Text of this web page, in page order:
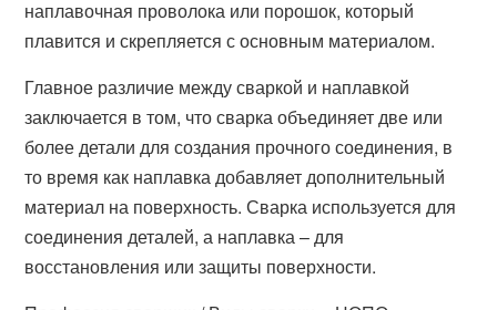
наплавочная проволока или порошок, который
плавится и скрепляется с основным материалом.
Главное различие между сваркой и наплавкой
заключается в том, что сварка объединяет две или
более детали для создания прочного соединения, в
то время как наплавка добавляет дополнительный
материал на поверхность. Сварка используется для
соединения деталей, а наплавка – для
восстановления или защиты поверхности.